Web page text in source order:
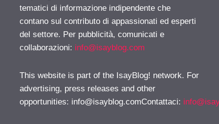
tematici di informazione indipendente che
contano sul contributo di appassionati ed esperti
del settore. Per pubblicità, comunicati e
collaborazioni: info@isayblog.com
This website is part of the IsayBlog! network. For
advertising, press releases and other
opportunities: info@isayblog.comContattaci: